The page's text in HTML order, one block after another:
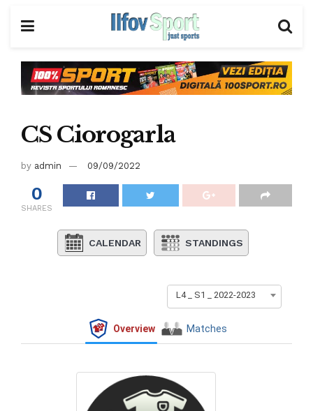
CS Ciorogarla
by admin 09/09/2022
0
SHARES
CALENDAR STANDINGS
L4 _ S1 _ 2022-2023
Overview Matches